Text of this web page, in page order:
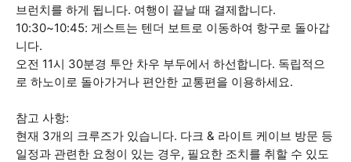
브런치를 하게 됩니다. 여행이 끝날 때 결제합니다.
10:30~10:45: 게스트는 텐더 보트로 이동하여 항구로 돌아갑
니다.
오전 11시 30분경 투안 차우 부두에서 하선합니다. 독립적으
로 하노이로 돌아가거나 편안한 교통편을 이용하세요.
참고 사항:
현재 3개의 크루즈가 있습니다. 다크 & 라이트 케이브 방문 등
일정과 관련한 요청이 있는 경우, 필요한 조치를 취할 수 있도